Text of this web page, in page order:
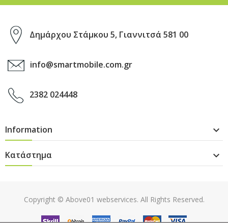
Δημάρχου Στάμκου 5, Γιαννιτσά 581 00
info@smartmobile.com.gr
2382 024448
Information 
Κατάστημα 
Copyright © Above01 webservices. All Rights Reserved.